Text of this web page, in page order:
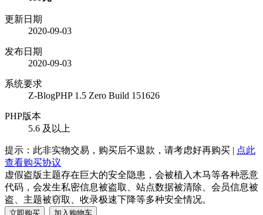
更新日期
2020-09-03
发布日期
2020-09-03
系统要求
Z-BlogPHP 1.5 Zero Build 151626
PHP版本
5.6 及以上
提示：此非实物交易，购买后不退款，请考虑好再购买 | 点此
查看购买协议
虚假盗版主题存在巨大的安全隐患，会被植入木马等各种恶意
代码，会发生私密信息被盗取、站点数据被清除、会员信息被
盗、主题被窃取、收录极速下降等多种安全情况。
立即购买 加入购物车